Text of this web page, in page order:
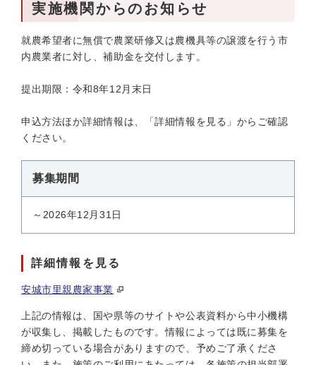
実施機関からのお知らせ
就農希望者に無償で農業研修又は農機具等の譲渡を行う市
内農業者に対し、補助金を交付します。
提出期限：令和8年12月末日
申込方法ほか詳細情報は、「詳細情報を見る」からご確認
ください。
募集期間
～2026年12月31日
詳細情報を見る
安城市里親農家事業
上記の情報は、国や県等のサイトや公表資料から中小機構
が収集し、掲載したものです。情報によっては既に募集を
締め切っている場合がありますので、予めご了承くださ